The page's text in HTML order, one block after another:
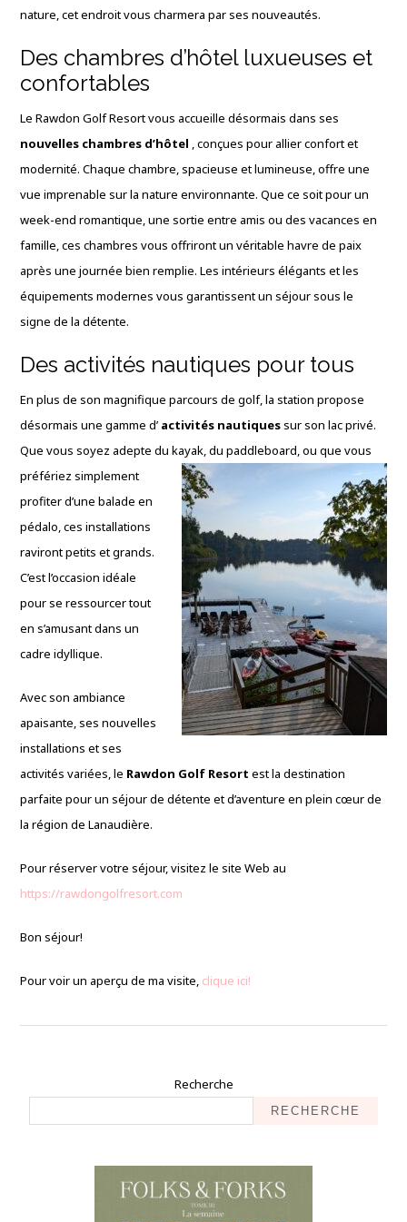
nature, cet endroit vous charmera par ses nouveautés.
Des chambres d’hôtel luxueuses et
confortables
Le Rawdon Golf Resort vous accueille désormais dans ses
nouvelles chambres d’hôtel , conçues pour allier confort et
modernité. Chaque chambre, spacieuse et lumineuse, offre une
vue imprenable sur la nature environnante. Que ce soit pour un
week-end romantique, une sortie entre amis ou des vacances en
famille, ces chambres vous offriront un véritable havre de paix
après une journée bien remplie. Les intérieurs élégants et les
équipements modernes vous garantissent un séjour sous le
signe de la détente.
Des activités nautiques pour tous
En plus de son magnifique parcours de golf, la station propose
désormais une gamme d’ activités nautiquessur son lac privé.
Que vous soyez adepte du kayak, du paddleboard, ou que vous
préfériez simplement
profiter d’une balade en
pédalo, ces installations
raviront petits et grands.
C’est l’occasion idéale
pour se ressourcer tout
en s’amusant dans un
cadre idyllique.
Avec son ambiance
apaisante, ses nouvelles
installations et ses
activités variées, le Rawdon Golf Resort est la destination
parfaite pour un séjour de détente et d’aventure en plein cœur de
la région de Lanaudière.
Pour réserver votre séjour, visitez le site Web au
https://rawdongolfresort.com
Bon séjour!
Pour voir un aperçu de ma visite, clique ici!
Recherche
RECHERCHE